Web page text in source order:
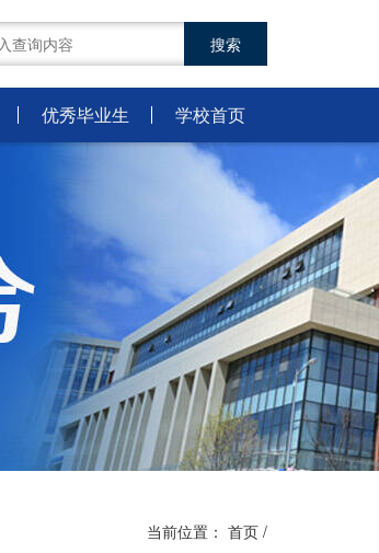
优秀毕业生 学校首页
当前位置： 首页 /